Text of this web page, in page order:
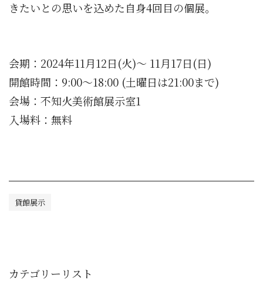
きたいとの思いを込めた自身4回目の個展。
会期：2024年11月12日(火)～ 11月17日(日)
開館時間：9:00～18:00 (土曜日は21:00まで)
会場：不知火美術館展示室1
入場料：無料
貸館展示
カテゴリーリスト